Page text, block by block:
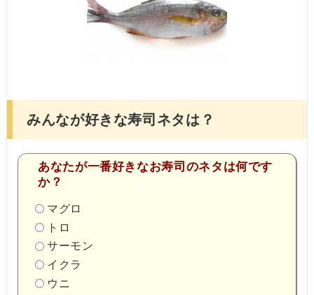
みんなが好きな寿司ネタは？
あなたが一番好きなお寿司のネタは何です
か？
マグロ
トロ
サーモン
イクラ
ウニ